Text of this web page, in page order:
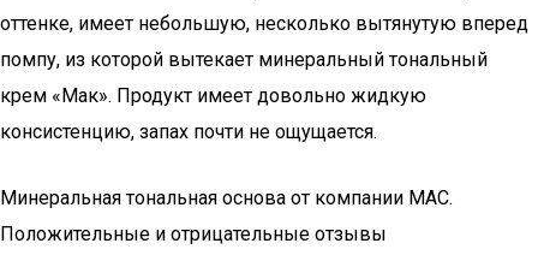
оттенке, имеет небольшую, несколько вытянутую вперед
помпу, из которой вытекает минеральный тональный
крем «Мак». Продукт имеет довольно жидкую
консистенцию, запах почти не ощущается.
Минеральная тональная основа от компании MAC.
Положительные и отрицательные отзывы